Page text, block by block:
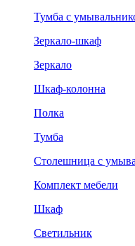
Тумба с
Зеркало-шкаф
Зеркало
Шкаф-колонна
Полка
Тумба
Столешница с
Комплект мебели
Шкаф
Светильник